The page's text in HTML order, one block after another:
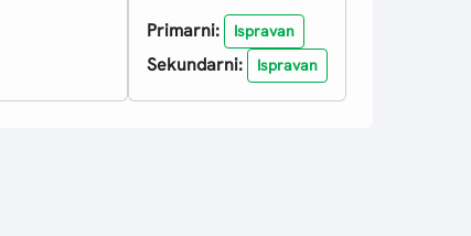
Primarni: Ispravan
Sekundarni: Ispravan